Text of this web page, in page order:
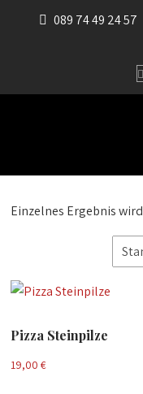
089 74 49 24 57
Einzelnes Ergebnis
Pizza Steinpilze
19,00€